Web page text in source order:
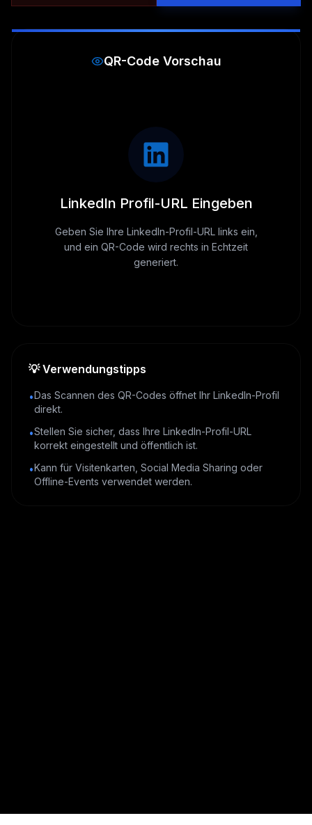
QR-Code Vorschau
LinkedIn Profil-URL Eingeben
Geben Sie Ihre LinkedIn-Profil-URL links ein,
und ein QR-Code wird rechts in Echtzeit
generiert.
💡Verwendungstipps
•Das Scannen des QR-Codes öffnet Ihr LinkedIn-Profil
direkt.
•Stellen Sie sicher, dass Ihre LinkedIn-Profil-URL
korrekt eingestellt und öffentlich ist.
•Kann für Visitenkarten, Social Media Sharing oder
Offline-Events verwendet werden.